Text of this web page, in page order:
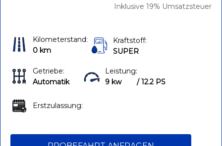
Inklusive 19% Umsatzsteuer
Kilometerstand:
0 km
Kraftstoff:
SUPER
Getriebe:
Automatik
Leistung:
9 kw
/ 12.2 PS
Erstzulassung: